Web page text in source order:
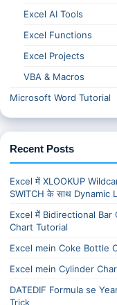
Excel AI Tools
Excel Functions
Excel Projects
VBA & Macros
Microsoft Word Tutorial
Recent Posts
Excel में XLOOKUP
SWITCH के साथ Dynamic
Excel में Bidirectional
Chart Tutorial
Excel mein Coke Bottle
Excel mein Cylinder
DATEDIF Formula se
Trick